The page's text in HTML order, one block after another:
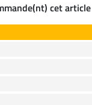
cet article